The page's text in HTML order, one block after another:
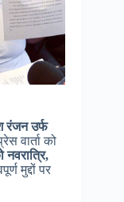
रंजन उर्फ
वार्ता को
नवरात्रि,
मुद्दों पर